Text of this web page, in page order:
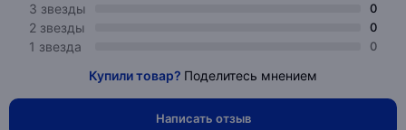
3 звезды 0
2 звезды 0
1 звезда 0
Купили товар? Поделитесь мнением
Написать отзыв